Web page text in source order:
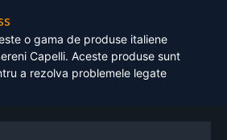
o gama de produse italiene
Capelli. Aceste produse sunt
a rezolva problemele legate